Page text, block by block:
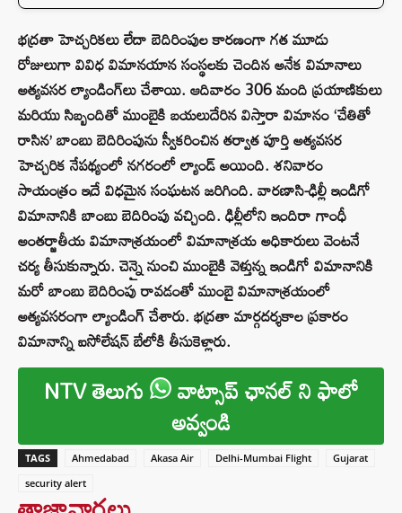
భద్రతా హెచ్చరికలు లేదా బెదిరింపుల కారణంగా గత మూడు
రోజులుగా వివిధ విమానయాన సంస్థలకు చెందిన అనేక విమానాలు
అత్యవసర ల్యాండింగ్‌లు చేశాయి. ఆదివారం 306 మంది ప్రయాణికులు
మరియు సిబ్బందితో ముంబైకి బయలుదేరిన విస్తారా విమానం ‘చేతితో
రాసిన’ బాంబు బెదిరింపును స్వీకరించిన తర్వాత పూర్తి అత్యవసర
హెచ్చరిక నేపథ్యంలో నగరంలో ల్యాండ్ అయింది. శనివారం
సాయంత్రం ఇదే విధమైన సంఘటన జరిగింది. వారణాసి-ఢిల్లీ ఇండిగో
విమానానికి బాంబు బెదిరింపు వచ్చింది. ఢిల్లీలోని ఇందిరా గాంధీ
అంతర్జాతీయ విమానాశ్రయంలో విమానాశ్రయ అధికారులు వెంటనే
చర్య తీసుకున్నారు. చెన్నై నుంచి ముంబైకి వెళ్తున్న ఇండిగో విమానానికి
మరో బాంబు బెదిరింపు రావడంతో ముంబై విమానాశ్రయంలో
అత్యవసరంగా ల్యాండింగ్ చేశారు. భద్రతా మార్గదర్శకాల ప్రకారం
విమానాన్ని ఐసోలేషన్ బేలోకి తీసుకెళ్లారు.
NTV తెలుగు వాట్సాప్ ఛానల్ ని ఫాలో
అవ్వండి
TAGS Ahmedabad Akasa Air Delhi-Mumbai Flight
Gujarat
security alert